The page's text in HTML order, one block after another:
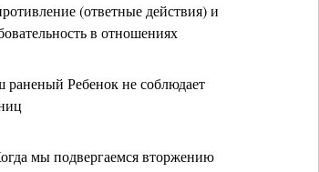
(ответные действия) и
в отношениях
раненый Ребенок не соблюдает
мы подвергаемся вторжению